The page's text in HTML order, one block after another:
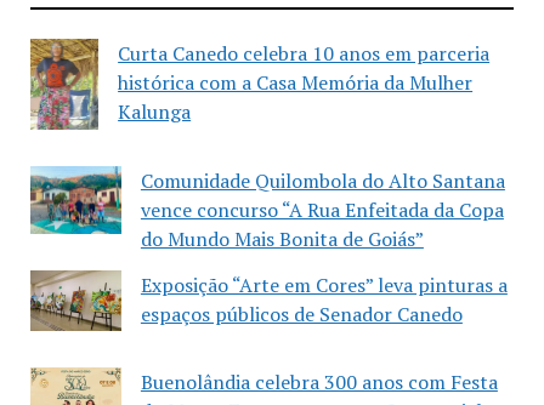
Curta Canedo celebra 10 anos em parceria
histórica com a Casa Memória da Mulher
Kalunga
Comunidade Quilombola do Alto Santana
vence concurso “A Rua Enfeitada da Copa
do Mundo Mais Bonita de Goiás”
Exposição “Arte em Cores” leva pinturas a
espaços públicos de Senador Canedo
Buenolândia celebra 300 anos com Festa